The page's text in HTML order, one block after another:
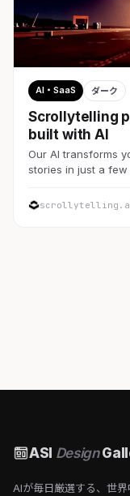
AI・SaaS ダーク
Scrollytelling
built with AI
Our AI transforms
stories in just a
ASI Design
AIが毎日厳選する、世